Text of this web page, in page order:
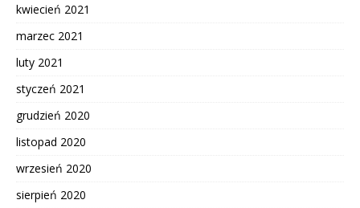
kwiecień 2021
marzec 2021
luty 2021
styczeń 2021
grudzień 2020
listopad 2020
wrzesień 2020
sierpień 2020